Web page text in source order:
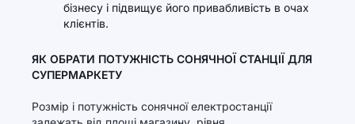
бізнесу і підвищує його привабливість в очах
клієнтів.
ЯК ОБРАТИ ПОТУЖНІСТЬ СОНЯЧНОЇ СТАНЦІЇ ДЛЯ
СУПЕРМАРКЕТУ
Розмір і потужність сонячної електростанції